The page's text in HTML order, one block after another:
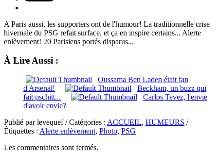
A Paris aussi, les supporters ont de l'humour! La traditionnelle crise
hivernale du PSG refait surface, et ça en inspire certains... Alerte
enlèvement! 20 Parisiens portés disparus...
À Lire Aussi :
Oussama Ben Laden était fan
d'Arsenal!
Beckham, un buzz qui
fait pschitt...
Carlos Tevez, l'envie
d'avoir envie?
Publié par levequef / Catégories : ACCUEIL, HUMEURS /
Étiquettes : Alerte enlèvement, Photo, PSG
Les commentaires sont fermés.